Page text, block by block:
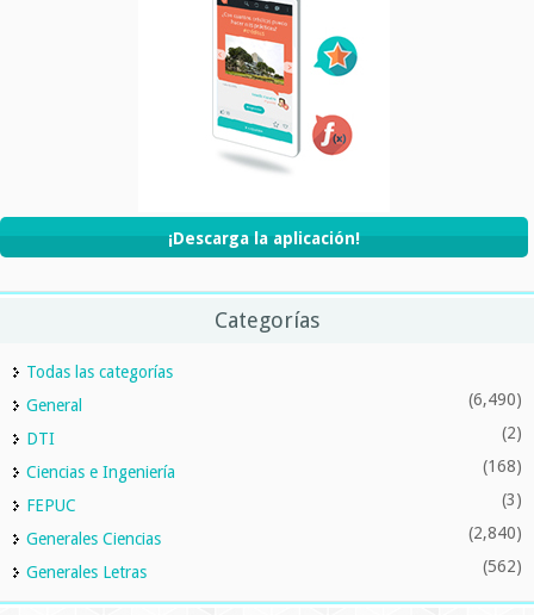
¡Descarga la aplicación!
Categorías
Todas las categorías
General
(6,490)
DTI (2)
Ciencias e Ingeniería (168)
FEPUC (3)
Generales Ciencias (2,840)
Generales Letras (562)